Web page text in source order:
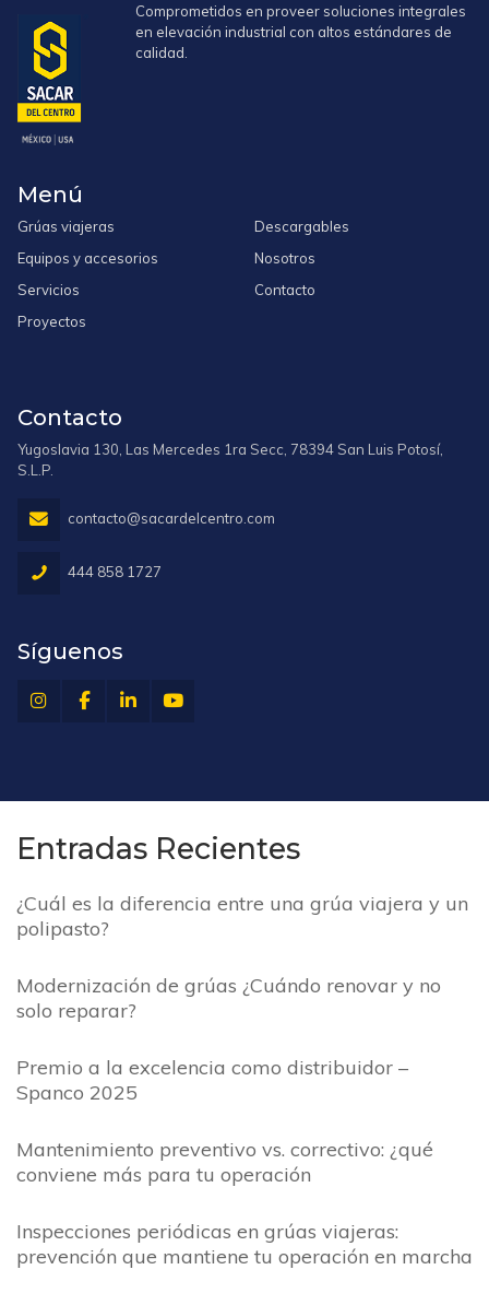
Comprometidos en proveer soluciones integrales
en elevación industrial con altos estándares de
calidad.
Menú
Grúas viajeras
Equipos y accesorios
Servicios
Proyectos
Descargables
Nosotros
Contacto
Contacto
Yugoslavia 130, Las Mercedes 1ra Secc, 78394 San Luis Potosí,
S.L.P.
Síguenos
Entradas Recientes
¿Cuál es la diferencia entre una grúa viajera y un
polipasto?
Modernización de grúas ¿Cuándo renovar y no
solo reparar?
Premio a la excelencia como distribuidor –
Spanco 2025
Mantenimiento preventivo vs. correctivo: ¿qué
conviene más para tu operación
Inspecciones periódicas en grúas viajeras:
prevención que mantiene tu operación en marcha